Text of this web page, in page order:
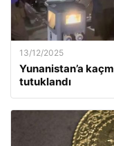
13/12/2025
Yunanistan’a
tutuklandı